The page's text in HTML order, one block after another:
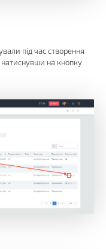
під час створення
натиснувши на кнопку